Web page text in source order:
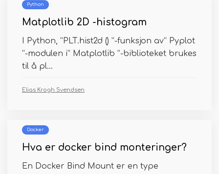
Python
Matplotlib 2D -histogram
I Python, “PLT.hist2d () ”-funksjon av“ Pyplot
”-modulen i“ Matplotlib ”-biblioteket brukes
til å pl...
Elias Krogh Svendsen
Docker
Hva er docker bind monteringer?
En Docker Bind Mount er en type